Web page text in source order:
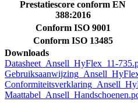
Prestatiescore conform EN
388:2016
Conform ISO 9001
Conform ISO 13485
Downloads
Datasheet_Ansell_HyFlex_11-